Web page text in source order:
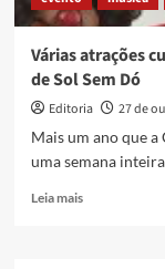
Várias atrações
de Sol Sem Dó
Editoria 27 de
Mais um ano que a
uma semana
Leia maisRead